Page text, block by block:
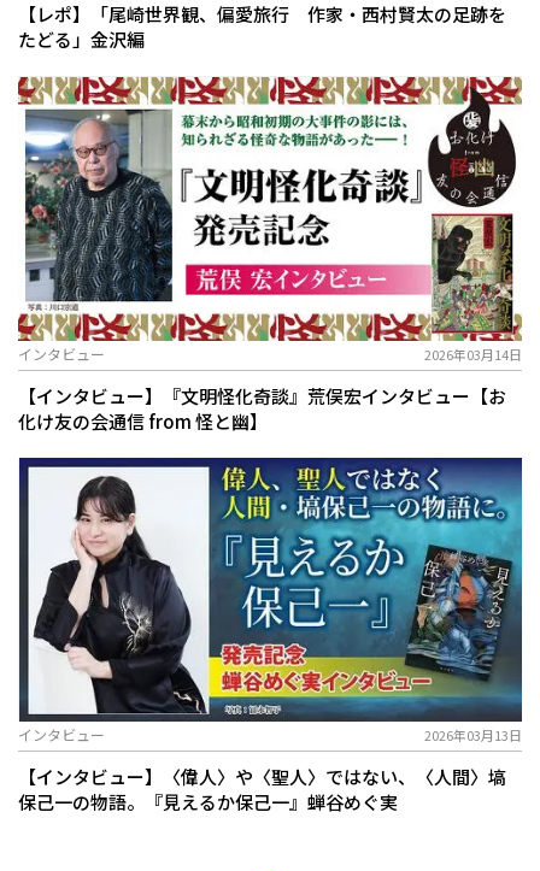
【レポ】「尾崎世界観、偏愛旅行 作家・西村賢太の足跡を
たどる」金沢編
インタビュー 2026年03月14日
【インタビュー】『文明怪化奇談』荒俣宏インタビュー【お
化け友の会通信 from 怪と幽】
インタビュー 2026年03月13日
【インタビュー】〈偉人〉や〈聖人〉ではない、〈人間〉塙
保己一の物語。『見えるか保己一』蝉谷めぐ実